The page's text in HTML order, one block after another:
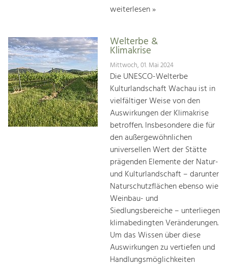
weiterlesen »
Welterbe &
Klimakrise
Mittwoch, 01. Mai 2024
Die UNESCO-Welterbe
Kulturlandschaft Wachau ist in
vielfältiger Weise von den
Auswirkungen der Klimakrise
betroffen. Insbesondere die für
den außergewöhnlichen
universellen Wert der Stätte
prägenden Elemente der Natur-
und Kulturlandschaft – darunter
Naturschutzflächen ebenso wie
Weinbau- und
Siedlungsbereiche – unterliegen
klimabedingten Veränderungen.
Um das Wissen über diese
Auswirkungen zu vertiefen und
Handlungsmöglichkeiten